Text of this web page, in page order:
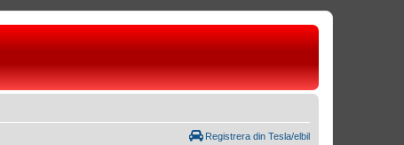
Registrera din Tesla/elbil